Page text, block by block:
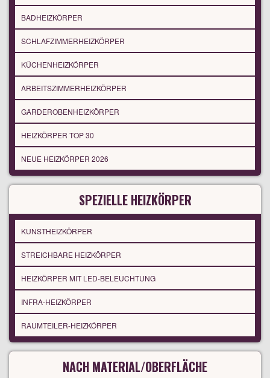
BADHEIZKÖRPER
SCHLAFZIMMERHEIZKÖRPER
KÜCHENHEIZKÖRPER
ARBEITSZIMMERHEIZKÖRPER
GARDEROBENHEIZKÖRPER
HEIZKÖRPER TOP 30
NEUE HEIZKÖRPER 2026
SPEZIELLE HEIZKÖRPER
KUNSTHEIZKÖRPER
STREICHBARE HEIZKÖRPER
HEIZKÖRPER MIT LED-BELEUCHTUNG
INFRA-HEIZKÖRPER
RAUMTEILER-HEIZKÖRPER
NACH MATERIAL/OBERFLÄCHE